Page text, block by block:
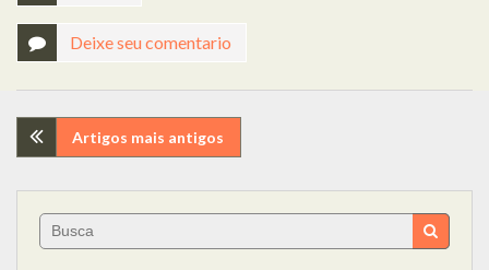
Deixe seu comentario
Navegação
de
artigos
Artigos mais antigos
Search
for: